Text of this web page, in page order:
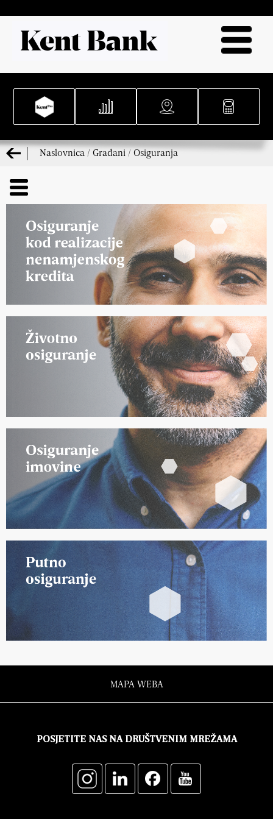
Naslovnica / Građani / Osiguranja
MAPA WEBA
POSJETITE NAS NA DRUŠTVENIM MREŽAMA